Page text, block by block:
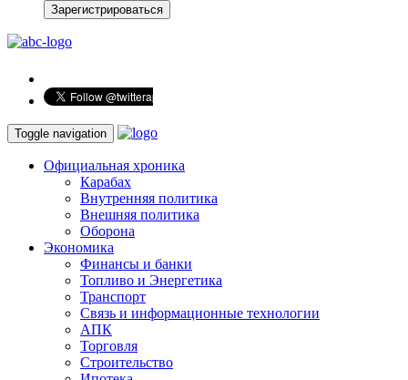
Зарегистрироваться
Toggle navigation
Официальная хроника
Карабах
Внутренняя политика
Внешняя политика
Оборона
Экономика
Финансы и банки
Топливо и Энергетика
Транспорт
Связь и информационные технологии
АПК
Торговля
Строительство